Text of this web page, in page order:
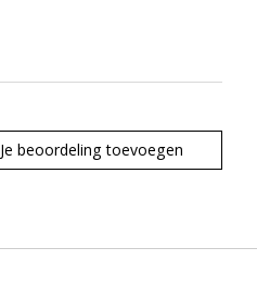
Je beoordeling toevoegen